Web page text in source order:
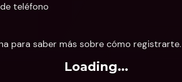
teléfono
para saber más sobre cómo registrarte.
Loading...